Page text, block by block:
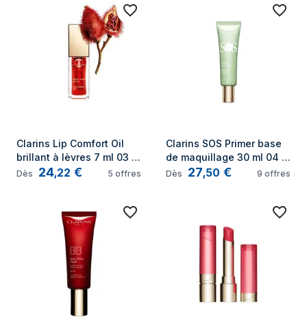
Clarins Lip Comfort Oil
brillant à lèvres 7 ml 03
Red Berry
Dès 24,22 € 5 offres
Clarins SOS Primer base
de maquillage 30 ml 04
Green
Dès 27,50 € 9 offres